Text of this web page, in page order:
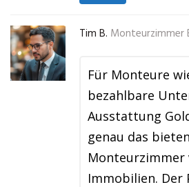
Tim B. Monteurzimmer
Für Monteure
bezahlbare
Ausstattung
genau das
Monteurzimmer
Immobilien. Der